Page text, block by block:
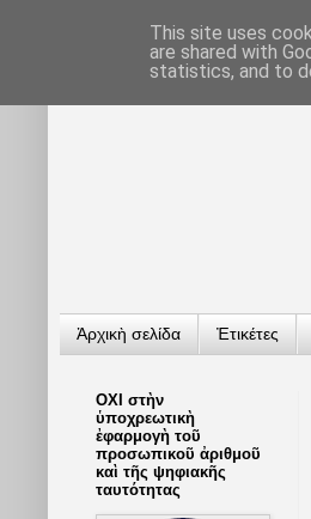
Ἀρχικὴ σελίδα Ἐτικέτες
ΟΧΙ στὴν
ὑποχρεωτικὴ
ἐφαρμογὴ τοῦ
προσωπικοῦ ἀριθμοῦ
καὶ τῆς ψηφιακῆς
ταυτότητας
This site uses
are shared with
statistics, and to